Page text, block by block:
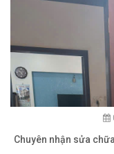
Chuyên nhận sửa